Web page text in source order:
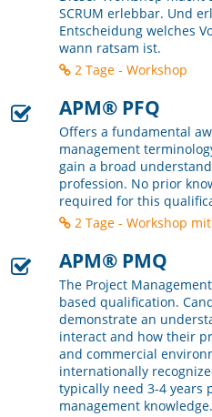
SCRUM erlebbar. Und
Entscheidung welches
wann ratsam ist.
2 Tage - Workshop
APM® PFQ
Offers a fundamental
management
gain a broad
profession. No prior
required for this
2 Tage - Workshop
APM® PMQ
The Project
based qualification.
demonstrate an
interact and how their
and commercial
internationally
typically need 3-4 years
management knowledge.